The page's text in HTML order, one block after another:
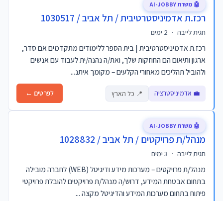
רכז.ת אדמיניסטרטיבית / תל אביב / 1030517
חגית לייבה ·
רכז.ת אדמיניסטרטיבית | בית הספר ללימודים מתקדמים אם סדר,
ארגון ותיאום הם החוזקות שלך, ואת/ה נהנה/ית לעבוד עם אנשים
ולהוביל תהליכים מאחורי הקלעים – מקומך איתנ...
💼 אדמיניסטרציה 📍 כל הארץ לפרטים ←
🤖 משרת AI-JOBBY
מנהל/ת פרויקטים / תל אביב / 1028832
חגית לייבה ·
מנהל/ת פרויקטים – מערכות מידע ודיגיטל (WEB) לחברה מובילה
בתחום אבטחת המידע, דרוש/ה מנהל/ת פרויקטים להובלת פרויקטי
פיתוח בתחום מערכות המידע והדיגיטל מקצה ...
🤖 משרת AI-JOBBY